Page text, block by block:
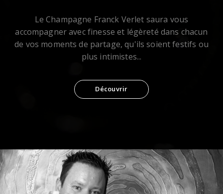
Le Champagne Franck Verlet saura vous
accompagner avec finesse et légèreté dans chacun
de vos moments de partage, qu'ils soient festifs ou
plus intimistes...
Découvrir